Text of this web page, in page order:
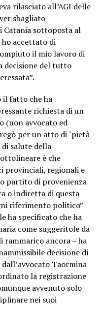
rilasciato all’AGI delle
sbagliato
Catania sottoposta al
ho accettato di
il mio lavoro di
decisione del tutto
il fatto che ha
richiesta di un
(non avvocato ed
per un atto di `pietà
salute della
è che
provinciali, regionali e
partito di provenienza
o indiretta di questa
riferimento politico”
ha specificato che ha
come suggeritole da
rammarico ancora – ha
decisione di
Taormina
la registrazione
avvenuto solo
nei suoi